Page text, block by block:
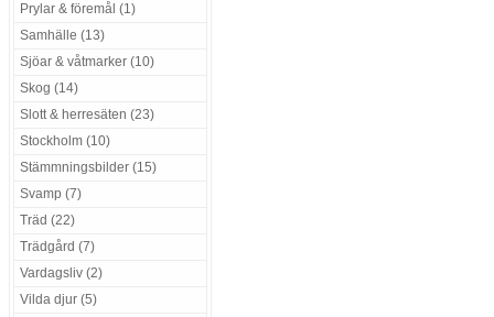
Prylar & föremål (1)
Samhälle (13)
Sjöar & våtmarker (10)
Skog (14)
Slott & herresäten (23)
Stockholm (10)
Stämmningsbilder (15)
Svamp (7)
Träd (22)
Trädgård (7)
Vardagsliv (2)
Vilda djur (5)